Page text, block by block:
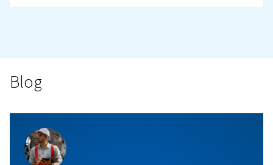
manutenzione. Scopri di più qui.